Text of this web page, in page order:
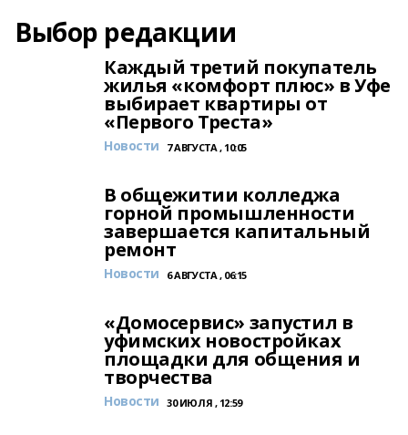
Выбор редакции
Каждый третий покупатель
жилья «комфорт плюс» в Уфе
выбирает квартиры от
«Первого Треста»
Новости 7 АВГУСТА , 10:05
В общежитии колледжа
горной промышленности
завершается капитальный
ремонт
Новости 6 АВГУСТА , 06:15
«Домосервис» запустил в
уфимских новостройках
площадки для общения и
творчества
Новости 30 ИЮЛЯ , 12:59